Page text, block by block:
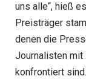
uns alle“, hieß
Preisträger
denen die
Journalisten mit
konfrontiert sind.